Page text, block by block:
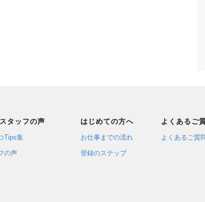
タッフの声
Tips集
の声
はじめての方へ
お仕事までの流れ
登録のステップ
よくあるご
よくあるご質